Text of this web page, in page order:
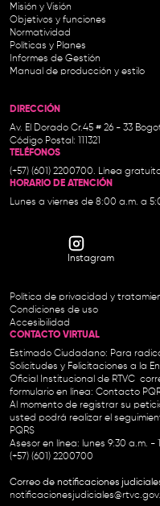
Misión y Visión
Objetivos y funciones
Normatividad
Políticas y Planes
Informes de Gestión
Manual de producción y estilo
DIRECCIÓN
Av. El Dorado Cr.45 # 26 - 33
Código Postal: 111321
TELÉFONOS
(+57) (601) 2200700. Línea
HORARIO DE ATENCIÓN
Lunes a viernes de 8:00 a.m. a
Instagram
Política de privacidad y
Condiciones de uso
Accesibilidad
CONTACTO VIRTUAL
Estimado Ciudadano: Para
Solicitudes y Felicitaciones a la
Oficial Institucional de RTVC
formulario en línea: Contacto
Al momento de registrar su
usted podrá realizar el
PQRS
Asesor en línea: lunes 9:30 a.m. -
(+57) (601) 2200700
Correo de notificaciones